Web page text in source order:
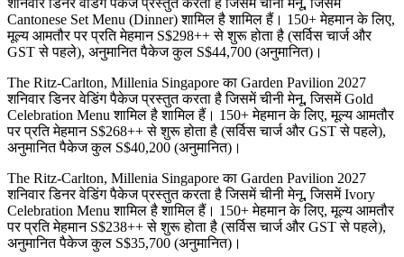
Cantonese Set Menu (Dinner) शामिल है शामिल हैं। 150+ मेहमान के लिए,
मूल्य आमतौर पर प्रति मेहमान S$298++ से शुरू होता है (सर्विस चार्ज और
GST से पहले), अनुमानित पैकेज कुल S$44,700 (अनुमानित)।
The Ritz-Carlton, Millenia Singapore का Garden Pavilion 2027
शनिवार डिनर वेडिंग पैकेज प्रस्तुत करता है जिसमें चीनी मेनू, जिसमें Gold
Celebration Menu शामिल है शामिल हैं। 150+ मेहमान के लिए, मूल्य आमतौर
पर प्रति मेहमान S$268++ से शुरू होता है (सर्विस चार्ज और GST से पहले),
अनुमानित पैकेज कुल S$40,200 (अनुमानित)।
The Ritz-Carlton, Millenia Singapore का Garden Pavilion 2027
शनिवार डिनर वेडिंग पैकेज प्रस्तुत करता है जिसमें चीनी मेनू, जिसमें Ivory
Celebration Menu शामिल है शामिल हैं। 150+ मेहमान के लिए, मूल्य आमतौर
पर प्रति मेहमान S$238++ से शुरू होता है (सर्विस चार्ज और GST से पहले),
अनुमानित पैकेज कुल S$35,700 (अनुमानित)।